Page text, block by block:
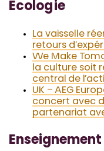
Écologie
La vaisselle
retours
We Make
la culture soit
central de
UK – AEG
concert avec
partenariat
Enseignement